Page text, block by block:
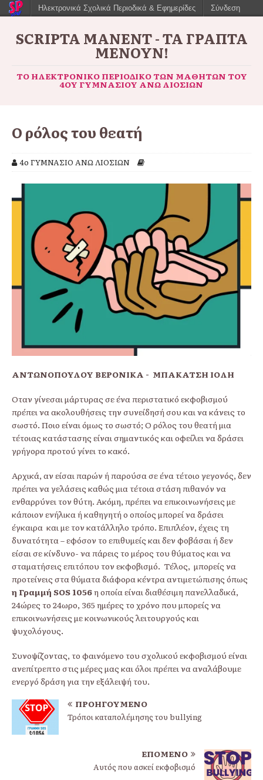
SCRIPTA MANENT - ΤΑ ΓΡΑΠΤΆ
ΜΈΝΟΥΝ!
ΤΟ ΗΛΕΚΤΡΟΝΙΚΌ ΠΕΡΙΟΔΙΚΌ ΤΩΝ ΜΑΘΗΤΏΝ ΤΟΥ
4ΟΥ ΓΥΜΝΑΣΊΟΥ ΆΝΩ ΛΙΟΣΊΩΝ
Ο ρόλος του θεατή
4ο ΓΥΜΝΑΣΙΟ ΑΝΩ ΛΙΟΣΙΩΝ
ΑΝΤΩΝΟΠΟΥΛΟΥ ΒΕΡΟΝΙΚΑ - ΜΠΑΚΑΤΣΗ ΙΟΛΗ
Όταν γίνεσαι μάρτυρας σε ένα περιστατικό εκφοβισμού
πρέπει να ακολουθήσεις την συνείδησή σου και να κάνεις το
σωστό. Ποιο είναι όμως το σωστό; Ο ρόλος του θεατή μια
τέτοιας κατάστασης είναι σημαντικός και οφείλει να δράσει
γρήγορα προτού γίνει το κακό.
Αρχικά, αν είσαι παρών ή παρούσα σε ένα τέτοιο γεγονός, δεν
πρέπει να γελάσεις καθώς μια τέτοια στάση πιθανόν να
ενθαρρύνει τον θύτη. Ακόμη, πρέπει να επικοινωνήσεις με
κάποιον ενήλικα ή καθηγητή ο οποίος μπορεί να δράσει
έγκαιρα και με τον κατάλληλο τρόπο. Επιπλέον, έχεις τη
δυνατότητα – εφόσον το επιθυμείς και δεν φοβάσαι ή δεν
είσαι σε κίνδυνο- να πάρεις το μέρος του θύματος και να
σταματήσεις επιτόπου τον εκφοβισμό. Τέλος, μπορείς να
προτείνεις στα θύματα διάφορα κέντρα αντιμετώπισης όπως
η Γραμμή SOS 1056η οποία είναι διαθέσιμη πανελλαδικά,
24ώρες το 24ωρο, 365 ημέρες το χρόνο που μπορείς να
επικοινωνήσεις με κοινωνικούς λειτουργούς και
ψυχολόγους.
Συνοψίζοντας, το φαινόμενο του σχολικού εκφοβισμού είναι
ανεπίτρεπτο στις μέρες μας και όλοι πρέπει να αναλάβουμε
ενεργό δράση για την εξάλειψή του.
ΠΡΟΗΓΟΎΜΕΝΟ
Τρόποι καταπολέμησης του bullying
ΕΠΌΜΕΝΟ
Αυτός που ασκεί εκφοβισμό
Ηλεκτρονικά Σχολικά Περιοδικά & Εφημερίδες Σύνδεση